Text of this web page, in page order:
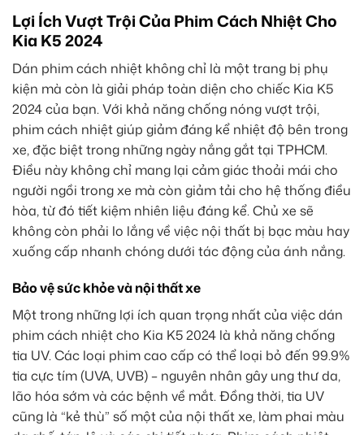
Lợi Ích Vượt Trội Của Phim Cách Nhiệt Cho
Kia K5 2024
Dán phim cách nhiệt không chỉ là một trang bị phụ
kiện mà còn là giải pháp toàn diện cho chiếc Kia K5
2024 của bạn. Với khả năng chống nóng vượt trội,
phim cách nhiệt giúp giảm đáng kể nhiệt độ bên trong
xe, đặc biệt trong những ngày nắng gắt tại TPHCM.
Điều này không chỉ mang lại cảm giác thoải mái cho
người ngồi trong xe mà còn giảm tải cho hệ thống điều
hòa, từ đó tiết kiệm nhiên liệu đáng kể. Chủ xe sẽ
không còn phải lo lắng về việc nội thất bị bạc màu hay
xuống cấp nhanh chóng dưới tác động của ánh nắng.
Bảo vệ sức khỏe và nội thất xe
Một trong những lợi ích quan trọng nhất của việc dán
phim cách nhiệt cho Kia K5 2024 là khả năng chống
tia UV. Các loại phim cao cấp có thể loại bỏ đến 99.9%
tia cực tím (UVA, UVB) – nguyên nhân gây ung thư da,
lão hóa sớm và các bệnh về mắt. Đồng thời, tia UV
cũng là “kẻ thù” số một của nội thất xe, làm phai màu